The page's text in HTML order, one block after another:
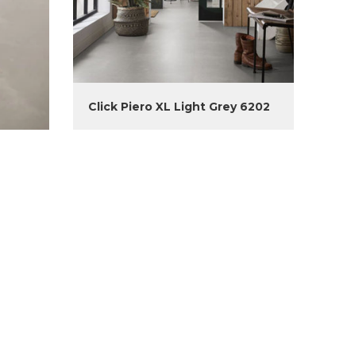
Click Piero XL Light Grey 6202